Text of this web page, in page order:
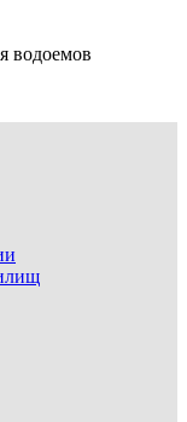
водоемов